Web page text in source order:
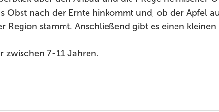
Obst nach der Ernte hinkommt und, ob der Apfel
Region stammt. Anschließend gibt es einen kleinen
zwischen 7-11 Jahren.